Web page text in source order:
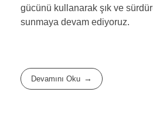
gücünü kullanarak şık ve
sunmaya devam ediyoruz.
Devamını Oku